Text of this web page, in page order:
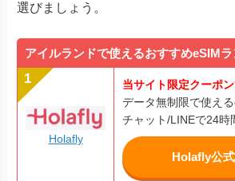
選びましょう。
アイルランドで使えるおすすめeSIM
Holafly
当サイト限定クーポ
データ無制限で使え
チャット/LINEで24時
Holafly公